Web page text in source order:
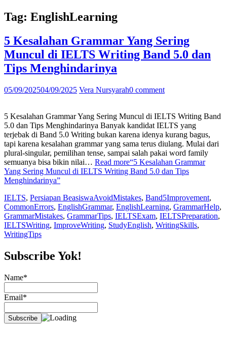
Tag: EnglishLearning
5 Kesalahan Grammar Yang Sering
Muncul di IELTS Writing Band 5.0 dan
Tips Menghindarinya
05/09/202504/09/2025 Vera Nursyarah0 comment
5 Kesalahan Grammar Yang Sering Muncul di IELTS Writing Band
5.0 dan Tips Menghindarinya Banyak kandidat IELTS yang
terjebak di Band 5.0 Writing bukan karena idenya kurang bagus,
tapi karena kesalahan grammar yang sama terus diulang. Mulai dari
plural-singular, pemilihan tense, sampai salah pakai word family
semuanya bisa bikin nilai… Read more“5 Kesalahan Grammar
Yang Sering Muncul di IELTS Writing Band 5.0 dan Tips
Menghindarinya”
IELTS, Persiapan BeasiswaAvoidMistakes, Band5Improvement,
CommonErrors, EnglishGrammar, EnglishLearning, GrammarHelp,
GrammarMistakes, GrammarTips, IELTSExam, IELTSPreparation,
IELTSWriting, ImproveWriting, StudyEnglish, WritingSkills,
WritingTips
Subscribe Yok!
Name*
Email*